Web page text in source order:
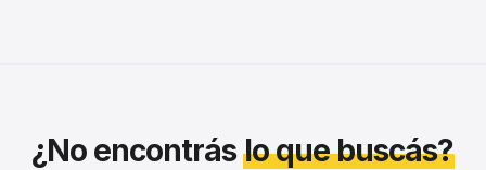
¿No encontráslo que buscás?